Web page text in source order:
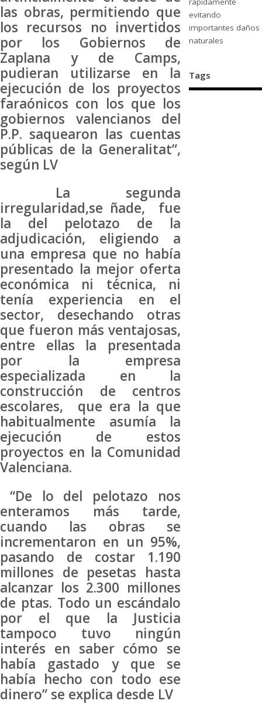
las obras, permitiendo que
los recursos no invertidos
por los Gobiernos de
Zaplana y de Camps,
pudieran utilizarse en la
ejecución de los proyectos
faraónicos con los que los
gobiernos valencianos del
P.P. saquearon las cuentas
públicas de la Generalitat”,
según LV
La segunda
irregularidad,se ñade, fue
la del pelotazo de la
adjudicación, eligiendo a
una empresa que no había
presentado la mejor oferta
económica ni técnica, ni
tenía experiencia en el
sector, desechando otras
que fueron más ventajosas,
entre ellas la presentada
por la empresa
especializada en la
construcción de centros
escolares, que era la que
habitualmente asumía la
ejecución de estos
proyectos en la Comunidad
Valenciana.
“De lo del pelotazo nos
enteramos más tarde,
cuando las obras se
incrementaron en un 95%,
pasando de costar 1.190
millones de pesetas hasta
alcanzar los 2.300 millones
de ptas. Todo un escándalo
por el que la Justicia
tampoco tuvo ningún
interés en saber cómo se
había gastado y que se
había hecho con todo ese
dinero” se explica desde LV
evitando
importantes daños
naturales
Tags